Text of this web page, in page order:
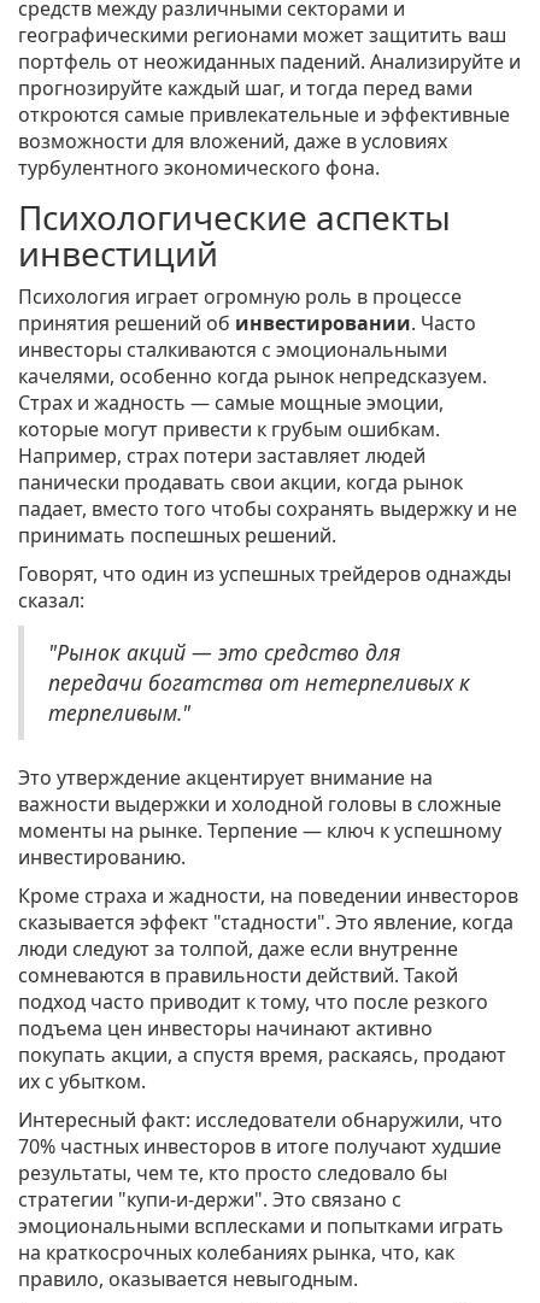
средств между различными секторами и
географическими регионами может защитить ваш
портфель от неожиданных падений. Анализируйте и
прогнозируйте каждый шаг, и тогда перед вами
откроются самые привлекательные и эффективные
возможности для вложений, даже в условиях
турбулентного экономического фона.
Психологические аспекты
инвестиций
Психология играет огромную роль в процессе
принятия решений об инвестировании. Часто
инвесторы сталкиваются с эмоциональными
качелями, особенно когда рынок непредсказуем.
Страх и жадность — самые мощные эмоции,
которые могут привести к грубым ошибкам.
Например, страх потери заставляет людей
панически продавать свои акции, когда рынок
падает, вместо того чтобы сохранять выдержку и не
принимать поспешных решений.
Говорят, что один из успешных трейдеров однажды
сказал:
"Рынок акций — это средство для
передачи богатства от нетерпеливых к
терпеливым."
Это утверждение акцентирует внимание на
важности выдержки и холодной головы в сложные
моменты на рынке. Терпение — ключ к успешному
инвестированию.
Кроме страха и жадности, на поведении инвесторов
сказывается эффект "стадности". Это явление, когда
люди следуют за толпой, даже если внутренне
сомневаются в правильности действий. Такой
подход часто приводит к тому, что после резкого
подъема цен инвесторы начинают активно
покупать акции, а спустя время, раскаясь, продают
их с убытком.
Интересный факт: исследователи обнаружили, что
70% частных инвесторов в итоге получают худшие
результаты, чем те, кто просто следовало бы
стратегии "купи-и-держи". Это связано с
эмоциональными всплесками и попытками играть
на краткосрочных колебаниях рынка, что, как
правило, оказывается невыгодным.